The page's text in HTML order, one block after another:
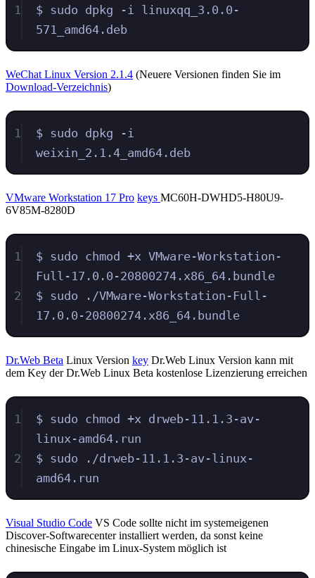
1
$ sudo dpkg -i linuxqq_3.0.0-
571_amd64.deb
WeChat Linux Version 2.1.4 (Neuere Versionen finden Sie im
Download-Verzeichnis)
1
$ sudo dpkg -i
weixin_2.1.4_amd64.deb
VMware Workstation 17 Pro keys MC60H-DWHD5-H80U9-
6V85M-8280D
1
$ sudo chmod +x VMware-Workstation-
Full-17.0.0-20800274.x86_64.bundle
2
$ sudo ./VMware-Workstation-Full-
17.0.0-20800274.x86_64.bundle
Dr.Web Beta Linux Version key Dr.Web Linux Version kann mit
dem Key der Dr.Web Linux Beta kostenlose Lizenzierung erreichen
1
$ sudo chmod +x drweb-11.1.3-av-
linux-amd64.run
2
$ sudo ./drweb-11.1.3-av-linux-
amd64.run
Visual Studio Code VS Code sollte nicht im systemeigenen
Discover-Softwarecenter installiert werden, da sonst keine
chinesische Eingabe im Linux-System möglich ist